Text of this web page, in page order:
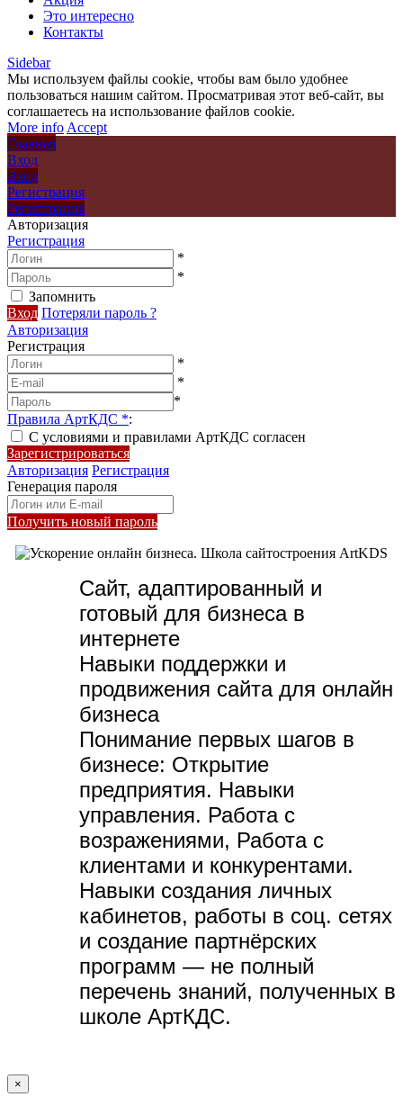
Это интересно
Контакты
Sidebar
Мы используем файлы cookie, чтобы вам было удобнее
пользоваться нашим сайтом. Просматривая этот веб-сайт, вы
соглашаетесь на использование файлов cookie.
More info Accept
Главная
Вход
Вход
Регистрация
Регистрация
Авторизация
Регистрация
*
*
Запомнить
Вход Потеряли пароль ?
Авторизация
Регистрация
*
*
*
Правила АртКДС *:
С условиями и правилами АртКДС согласен
Зарегистрироваться
Авторизация Регистрация
Генерация пароля
Получить новый пароль
Сайт, адаптированный и
готовый для бизнеса в
интернете
Навыки поддержки и
продвижения сайта для онлайн
бизнеса
Понимание первых шагов в
бизнесе: Открытие
предприятия. Навыки
управления. Работа с
возражениями, Работа с
клиентами и конкурентами.
Навыки создания личных
кабинетов, работы в соц. сетях
и создание партнёрских
программ — не полный
перечень знаний, полученных в
школе АртКДС.
×